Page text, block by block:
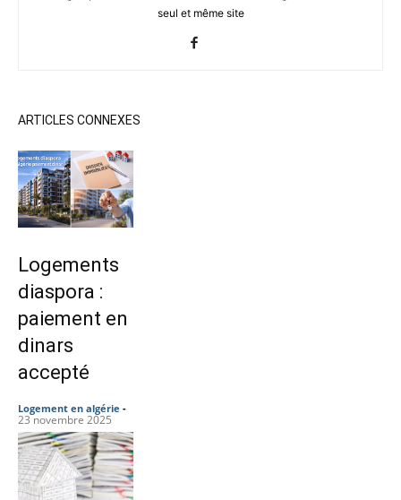
seul et même site
ARTICLES CONNEXES
Logements
diaspora :
paiement en
dinars
accepté
Logement en algérie -
23 novembre 2025